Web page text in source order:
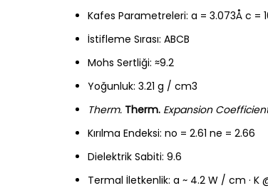
Kafes Parametreleri: a = 3.073Å c =
İstifleme Sırası: ABCB
Mohs Sertliği: ≈9.2
Yoğunluk: 3.21 g / cm3
Therm. Therm. Expansion
Kırılma Endeksi: no = 2.61 ne = 2.66
Dielektrik Sabiti: 9.6
Termal İletkenlik: a ~ 4.2 W / cm · K